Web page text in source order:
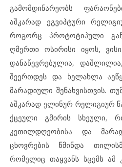
გამომდინარეობს
აშკარად ეგვიპტური
როგორც პროტოტიპული
ღმერთი ოსირისი იყოს,
დანაწევრებულია,
შეერთდეს და ხელახლა
მარადიული შენახვისთვის.
აშკარად ელინურ რელიგიურ
ქცეული გმირის სხეული,
კეთილდღეობისა და
ცხოვრების წმინდა
რომელიც თაყვანს სცემს ამ